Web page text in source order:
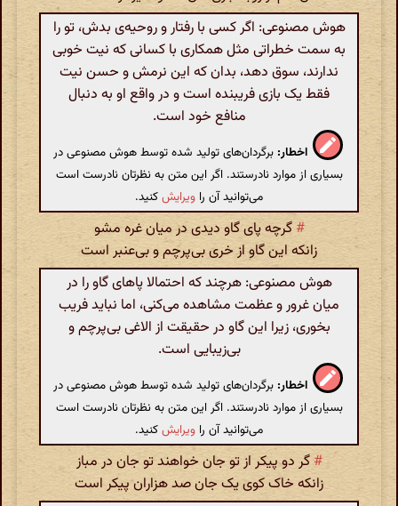
هوش مصنوعی: اگر کسی با رفتار و روحیه‌ی بدش، تو را
به سمت خطراتی مثل همکاری با کسانی که نیت خوبی
ندارند، سوق دهد، بدان که این نرمش و حسن نیت
فقط یک بازی فریبنده است و در واقع او به دنبال
منافع خود است.
اخطار: برگردان‌های تولید شده توسط هوش مصنوعی در
بسیاری از موارد نادرستند. اگر این متن به نظرتان نادرست است
می‌توانید آن را ویرایشکنید.
# گرچه پای گاو دیدی در میان غره مشو
زانکه این گاو از خری بی‌پرچم و بی‌عنبر است
هوش مصنوعی: هرچند که احتمالا پاهای گاو را در
میان غرور و عظمت مشاهده می‌کنی، اما نباید فریب
بخوری، زیرا این گاو در حقیقت از الاغی بی‌پرچم و
بی‌زیبایی است.
اخطار: برگردان‌های تولید شده توسط هوش مصنوعی در
بسیاری از موارد نادرستند. اگر این متن به نظرتان نادرست است
می‌توانید آن را ویرایشکنید.
# گر دو پیکر از تو جان خواهند تو جان در مباز
زانکه خاک کوی یک جان صد هزاران پیکر است